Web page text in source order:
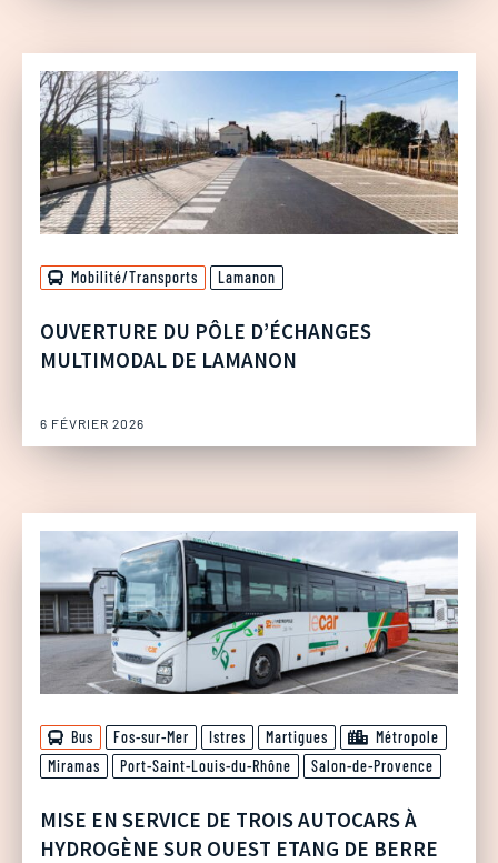
Mobilité/Transports Lamanon
OUVERTURE DU PÔLE D’ÉCHANGES
MULTIMODAL DE LAMANON
6 FÉVRIER 2026
Bus Fos-sur-Mer Istres Martigues
Métropole
Miramas
Port-Saint-Louis-du-Rhône Salon-de-Provence
MISE EN SERVICE DE TROIS AUTOCARS À
HYDROGÈNE SUR OUEST ETANG DE BERRE